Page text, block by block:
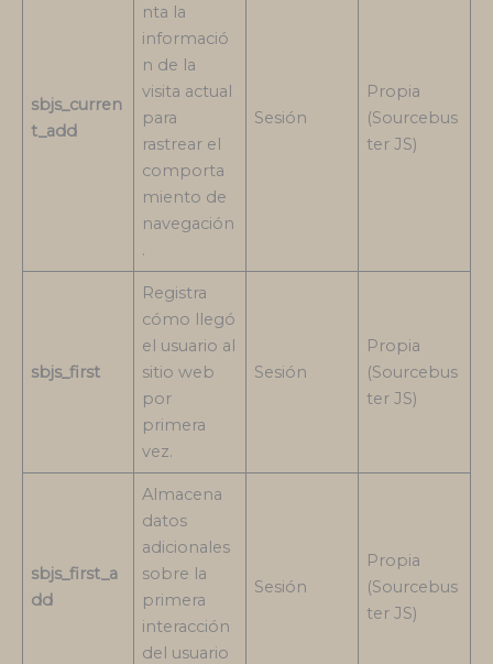
sbjs_curren
t_add
nta la
informació
n de la
visita actual
para
rastrear el
comporta
miento de
navegación
.
Sesión
Propia
(Sourcebus
ter JS)
sbjs_first
Registra
cómo llegó
el usuario al
sitio web
por
primera
vez.
Sesión
Propia
(Sourcebus
ter JS)
sbjs_first_a
dd
Almacena
datos
adicionales
sobre la
primera
interacción
del usuario
Sesión
Propia
(Sourcebus
ter JS)